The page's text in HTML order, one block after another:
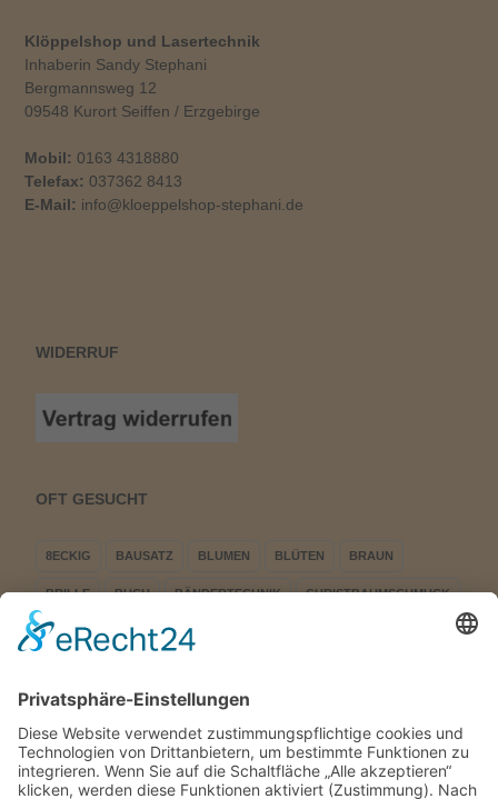
Klöppelshop und Lasertechnik
Inhaberin Sandy Stephani
Bergmannsweg 12
09548 Kurort Seiffen / Erzgebirge
Mobil: 0163 4318880
Telefax: 037362 8413
E-Mail: info@kloeppelshop-stephani.de
WIDERRUF
OFT GESUCHT
8ECKIG BAUSATZ BLUMEN BLÜTEN BRAUN
BRILLE BUCH BÄNDERTECHNIK CHRISTBAUMSCHMUCK
DREIECK EINFACH
KLÖPPEL-KAUFHAUS KLÖPPELBRIEF
KLÖPPELSHOP KLÖPPELSHOP STEPHANI KLÖPPELSTERN
KURRENDE LED LED DREIECK LED STERN LED